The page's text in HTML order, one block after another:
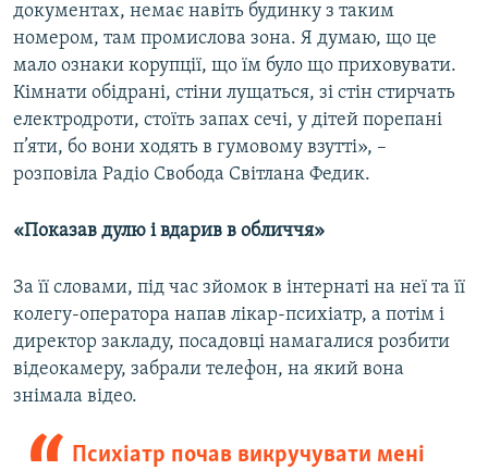
документах, немає навіть будинку з таким
номером, там промислова зона. Я думаю, що це
мало ознаки корупції, що їм було що приховувати.
Кімнати обідрані, стіни лущаться, зі стін стирчать
електродроти, стоїть запах сечі, у дітей порепані
п’яти, бо вони ходять в гумовому взутті», –
розповіла Радіо Свобода Світлана Федик.
«Показав дулю і вдарив в обличчя»
За її словами, під час зйомок в інтернаті на неї та її
колегу-оператора напав лікар-психіатр, а потім і
директор закладу, посадовці намагалися розбити
відеокамеру, забрали телефон, на який вона
знімала відео.
Психіатр почав викручувати мені